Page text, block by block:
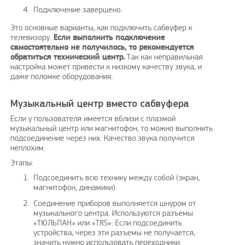
Подключение завершено.
Это основные варианты, как подключить сабвуфер к
телевизору. Если выполнить подключение
самостоятельно не получилось, то рекомендуется
обратиться технический центр.Так как неправильная
настройка может привести к низкому качеству звука, и
даже поломке оборудования.
Музыкальный центр вместо сабвуфера
Если у пользователя имеется вблизи с плазмой
музыкальный центр или магнитофон, то можно выполнить
подсоединение через них. Качество звука получится
неплохим.
Этапы:
Подсоединить всю технику между собой (экран,
магнитофон, динамики).
Соединение приборов выполняется шнуром от
музыкального центра. Используются разъемы
«ТЮЛЬПАН» или «ТRS». Если подсоединить
устройства, через эти разъемы не получается,
значить нужно использовать переходники.